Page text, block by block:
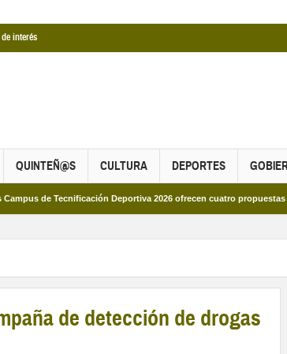
interés
QUINTEÑ@S CULTURA DEPORTES
Tecnificación Deportiva 2026 ofrecen cuatro propuestas para
de detección de drogas